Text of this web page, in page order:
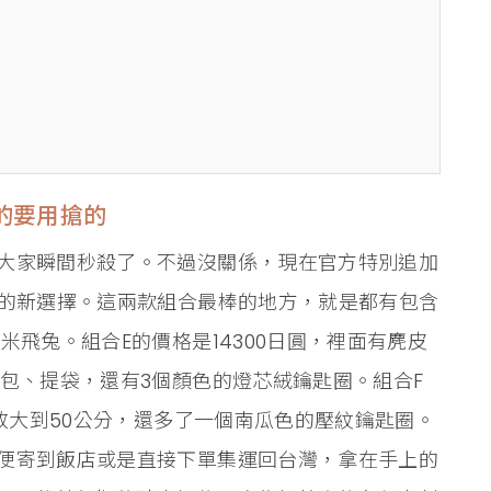
要用搶的
家瞬間秒殺了。不過沒關係，現在官方特別追加
新選擇。這兩款組合最棒的地方，就是都有包含
飛兔。組合E的價格是14300日圓，裡面有麂皮
、提袋，還有3個顏色的燈芯絨鑰匙圈。組合F
到50公分，還多了一個南瓜色的壓紋鑰匙圈。
寄到飯店或是直接下單集運回台灣，拿在手上的